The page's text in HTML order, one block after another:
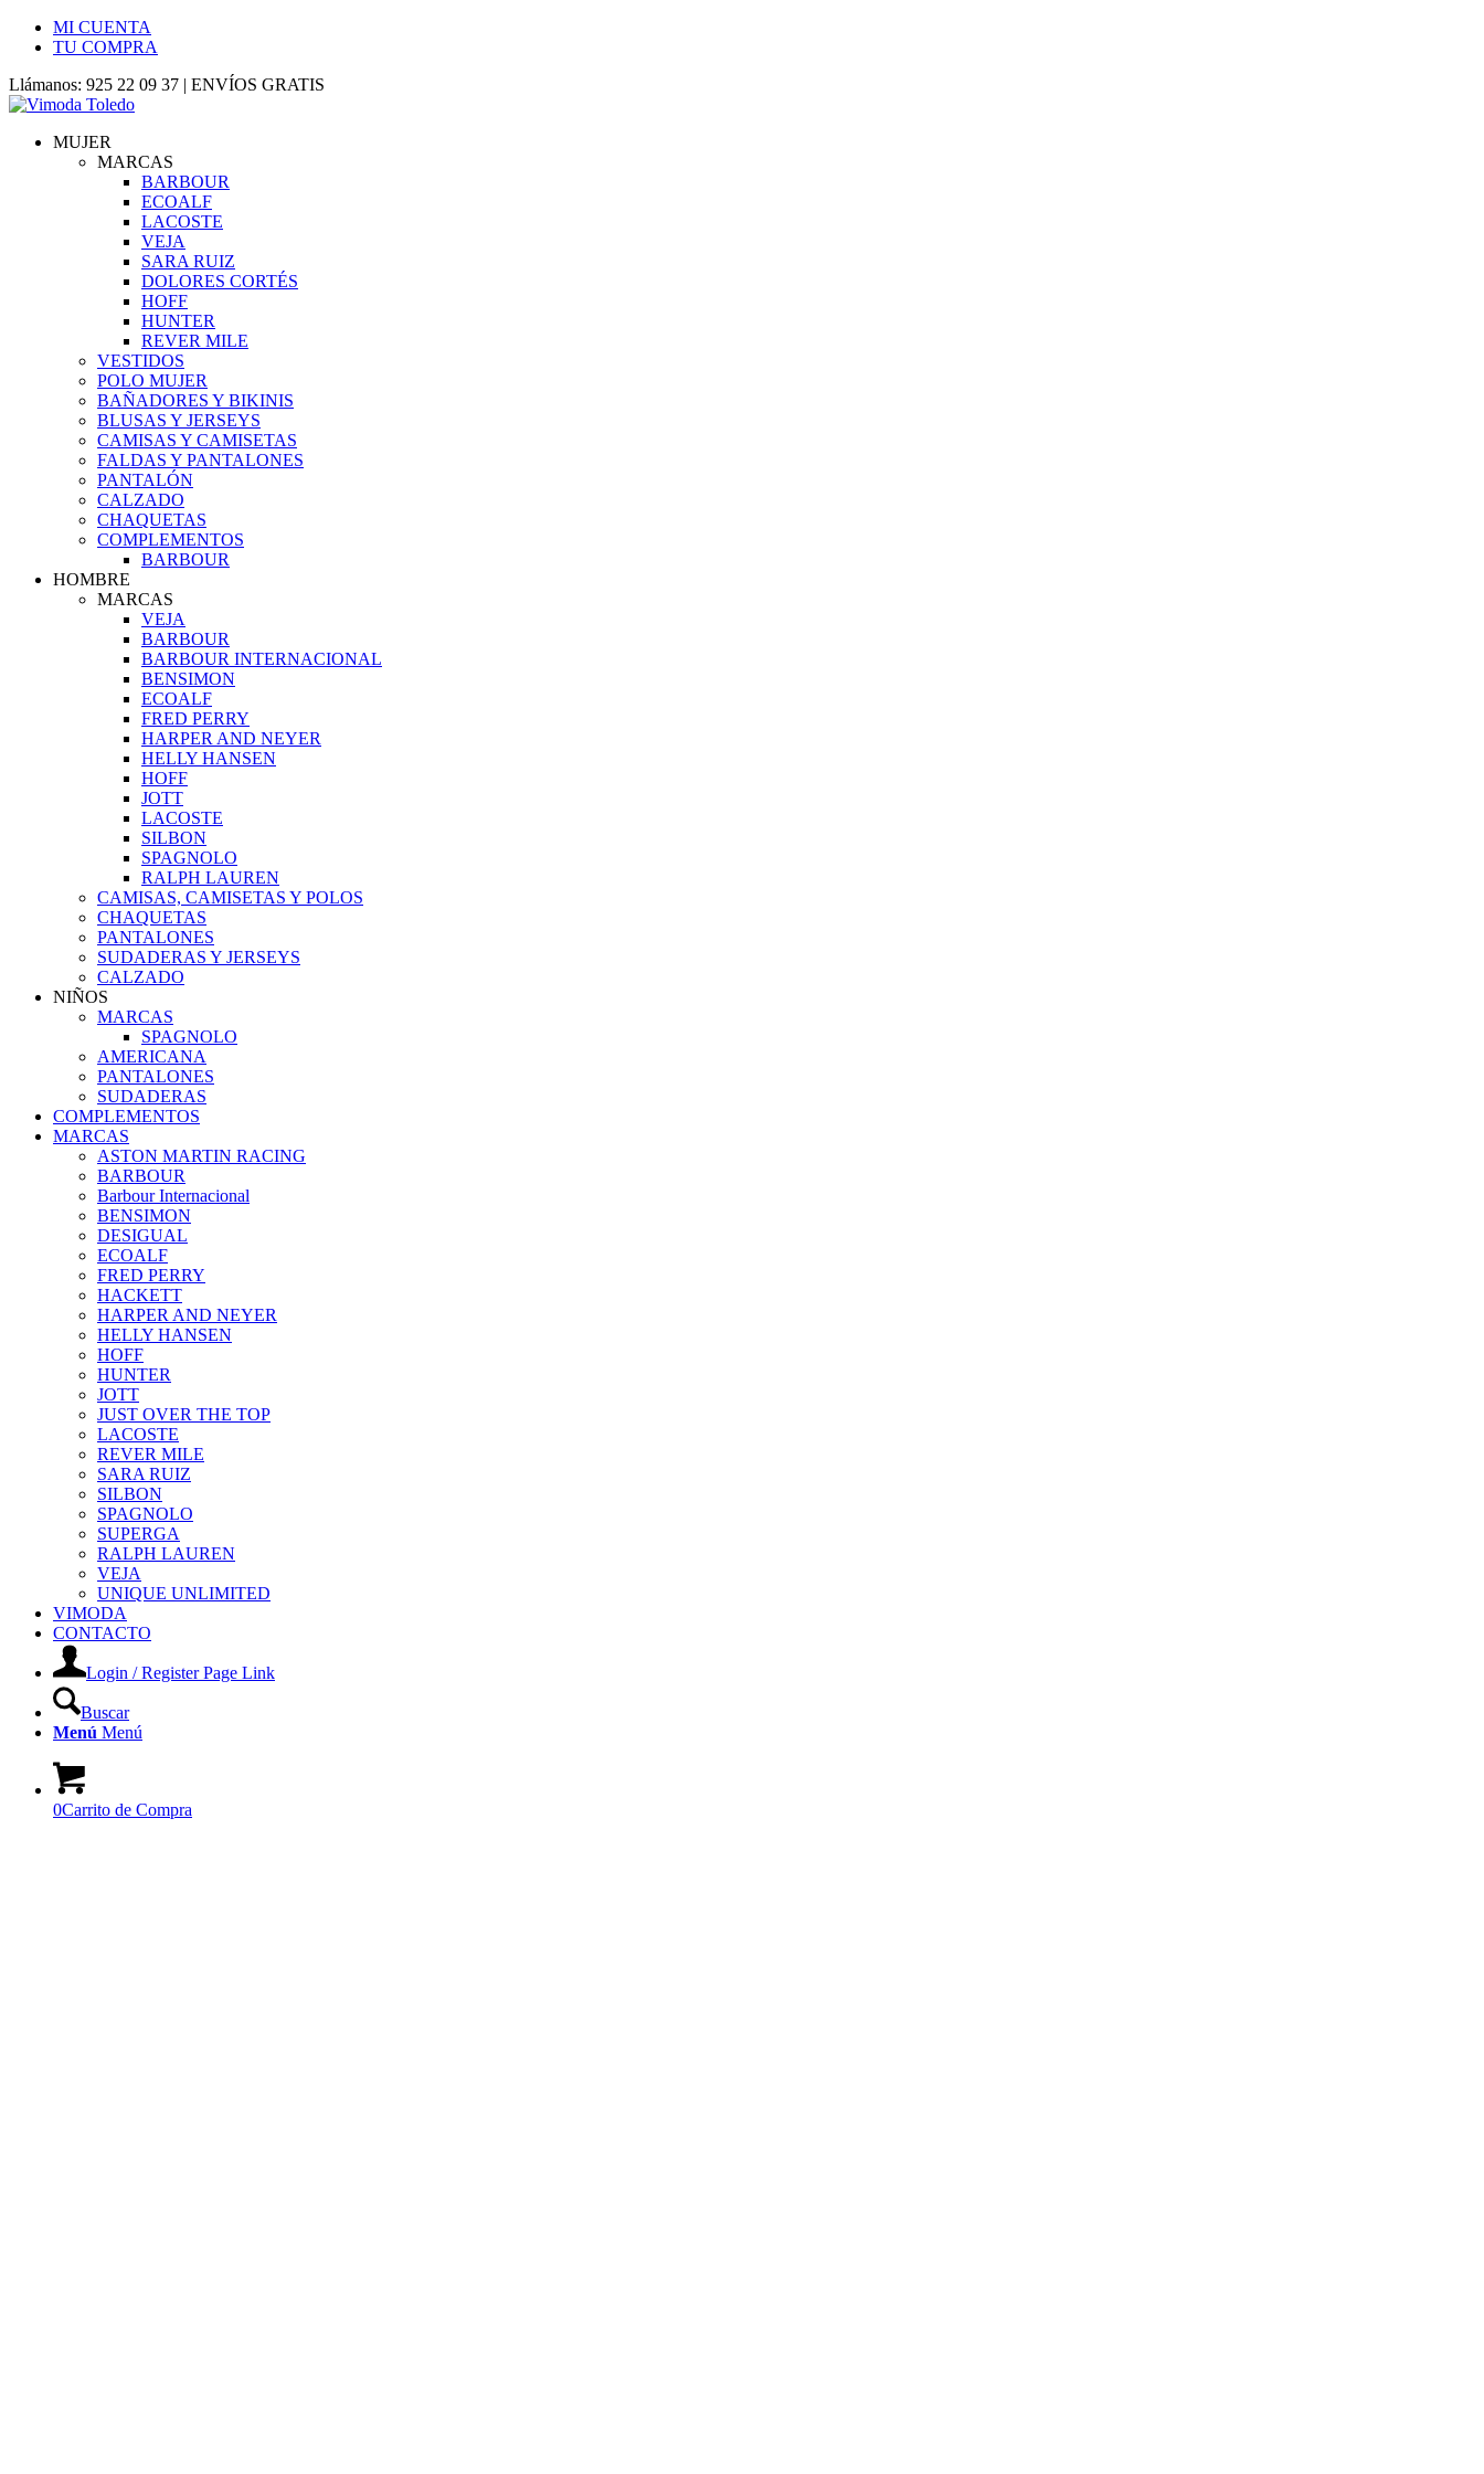
MI CUENTA
TU COMPRA
Llámanos: 925 22 09 37 | ENVÍOS GRATIS
MUJER
MARCAS
BARBOUR
ECOALF
LACOSTE
VEJA
SARA RUIZ
DOLORES CORTÉS
HOFF
HUNTER
REVER MILE
VESTIDOS
POLO MUJER
BAÑADORES Y BIKINIS
BLUSAS Y JERSEYS
CAMISAS Y CAMISETAS
FALDAS Y PANTALONES
PANTALÓN
CALZADO
CHAQUETAS
COMPLEMENTOS
BARBOUR
HOMBRE
MARCAS
VEJA
BARBOUR
BARBOUR INTERNACIONAL
BENSIMON
ECOALF
FRED PERRY
HARPER AND NEYER
HELLY HANSEN
HOFF
JOTT
LACOSTE
SILBON
SPAGNOLO
RALPH LAUREN
CAMISAS, CAMISETAS Y POLOS
CHAQUETAS
PANTALONES
SUDADERAS Y JERSEYS
CALZADO
NIÑOS
MARCAS
SPAGNOLO
AMERICANA
PANTALONES
SUDADERAS
COMPLEMENTOS
MARCAS
ASTON MARTIN RACING
BARBOUR
Barbour Internacional
BENSIMON
DESIGUAL
ECOALF
FRED PERRY
HACKETT
HARPER AND NEYER
HELLY HANSEN
HOFF
HUNTER
JOTT
JUST OVER THE TOP
LACOSTE
REVER MILE
SARA RUIZ
SILBON
SPAGNOLO
SUPERGA
RALPH LAUREN
VEJA
UNIQUE UNLIMITED
VIMODA
CONTACTO
Login / Register Page Link
Buscar
Menú Menú
0Carrito de Compra